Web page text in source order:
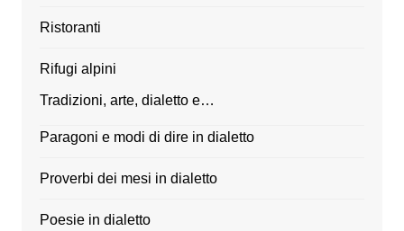
Ristoranti
Rifugi alpini
Tradizioni, arte, dialetto e…
Paragoni e modi di dire in dialetto
Proverbi dei mesi in dialetto
Poesie in dialetto